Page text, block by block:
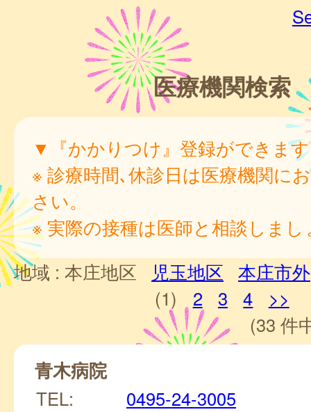
医療機関検索
▼『かかりつけ』登録ができま
※ 診療時間､休診日は医療機関に
さい。
※ 実際の接種は医師と相談しまし
地域 : 本庄地区 児玉地区
本庄市外
(1)
2 3 4
>>
(33 件
青木病院
TEL:
0495-24-3005